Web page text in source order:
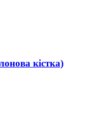
кістка)